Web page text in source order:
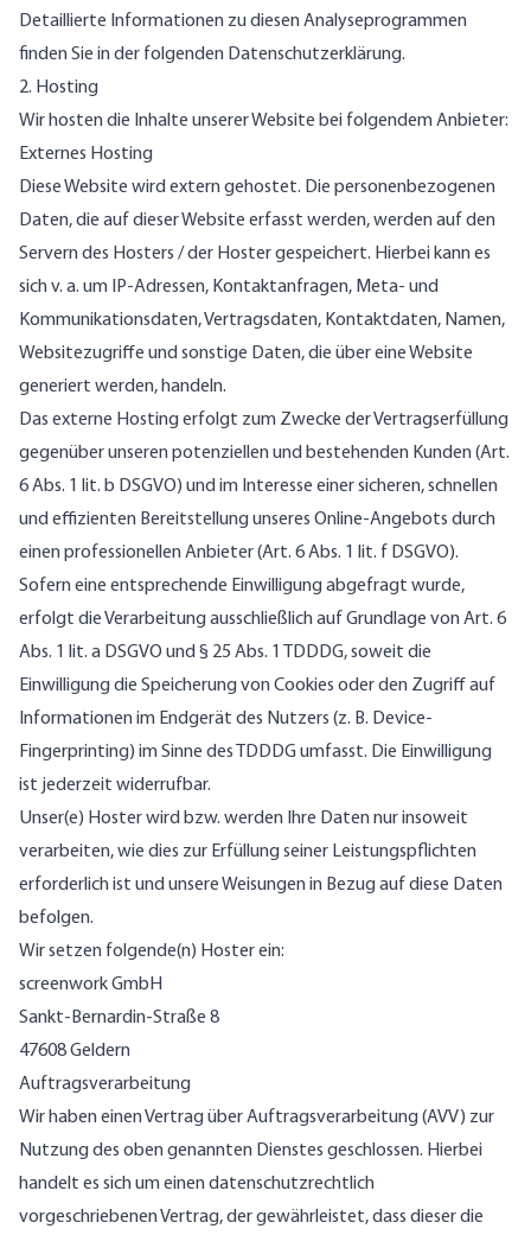
Detaillierte Informationen zu diesen Analyseprogrammen
finden Sie in der folgenden Datenschutzerklärung.
2. Hosting
Wir hosten die Inhalte unserer Website bei folgendem Anbieter:
Externes Hosting
Diese Website wird extern gehostet. Die personenbezogenen
Daten, die auf dieser Website erfasst werden, werden auf den
Servern des Hosters / der Hoster gespeichert. Hierbei kann es
sich v. a. um IP-Adressen, Kontaktanfragen, Meta- und
Kommunikationsdaten, Vertragsdaten, Kontaktdaten, Namen,
Websitezugriffe und sonstige Daten, die über eine Website
generiert werden, handeln.
Das externe Hosting erfolgt zum Zwecke der Vertragserfüllung
gegenüber unseren potenziellen und bestehenden Kunden (Art.
6 Abs. 1 lit. b DSGVO) und im Interesse einer sicheren, schnellen
und effizienten Bereitstellung unseres Online-Angebots durch
einen professionellen Anbieter (Art. 6 Abs. 1 lit. f DSGVO).
Sofern eine entsprechende Einwilligung abgefragt wurde,
erfolgt die Verarbeitung ausschließlich auf Grundlage von Art. 6
Abs. 1 lit. a DSGVO und § 25 Abs. 1 TDDDG, soweit die
Einwilligung die Speicherung von Cookies oder den Zugriff auf
Informationen im Endgerät des Nutzers (z. B. Device-
Fingerprinting) im Sinne des TDDDG umfasst. Die Einwilligung
ist jederzeit widerrufbar.
Unser(e) Hoster wird bzw. werden Ihre Daten nur insoweit
verarbeiten, wie dies zur Erfüllung seiner Leistungspflichten
erforderlich ist und unsere Weisungen in Bezug auf diese Daten
befolgen.
Wir setzen folgende(n) Hoster ein:
screenwork GmbH
Sankt-Bernardin-Straße 8
47608 Geldern
Auftragsverarbeitung
Wir haben einen Vertrag über Auftragsverarbeitung (AVV) zur
Nutzung des oben genannten Dienstes geschlossen. Hierbei
handelt es sich um einen datenschutzrechtlich
vorgeschriebenen Vertrag, der gewährleistet, dass dieser die